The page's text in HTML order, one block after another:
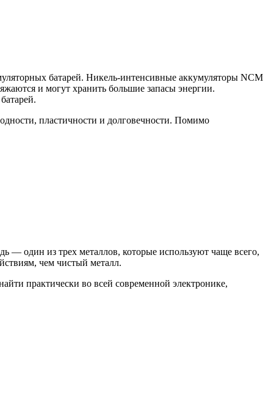
батарей. Никель-интенсивные аккумуляторы NCM
и могут хранить большие запасы энергии.
пластичности и долговечности. Помимо
— один из трех металлов, которые используют чаще всего,
чем чистый металл.
практически во всей современной электронике,